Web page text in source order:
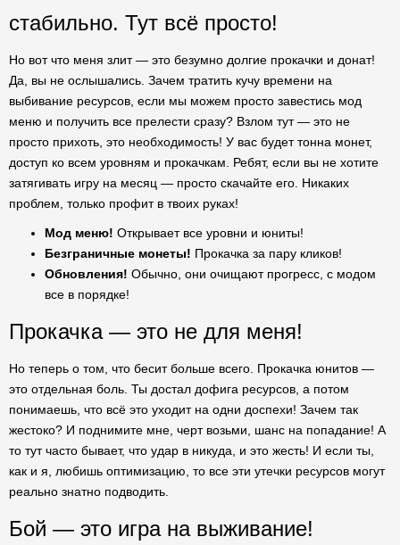
стабильно. Тут всё просто!
Но вот что меня злит — это безумно долгие прокачки и донат!
Да, вы не ослышались. Зачем тратить кучу времени на
выбивание ресурсов, если мы можем просто завестись мод
меню и получить все прелести сразу? Взлом тут — это не
просто прихоть, это необходимость! У вас будет тонна монет,
доступ ко всем уровням и прокачкам. Ребят, если вы не хотите
затягивать игру на месяц — просто скачайте его. Никаких
проблем, только профит в твоих руках!
Мод меню! Открывает все уровни и юниты!
Безграничные монеты! Прокачка за пару кликов!
Обновления! Обычно, они очищают прогресс, с модом
все в порядке!
Прокачка — это не для меня!
Но теперь о том, что бесит больше всего. Прокачка юнитов —
это отдельная боль. Ты достал дофига ресурсов, а потом
понимаешь, что всё это уходит на одни доспехи! Зачем так
жестоко? И поднимите мне, черт возьми, шанс на попадание! А
то тут часто бывает, что удар в никуда, и это жесть! И если ты,
как и я, любишь оптимизацию, то все эти утечки ресурсов могут
реально знатно подводить.
Бой — это игра на выживание!